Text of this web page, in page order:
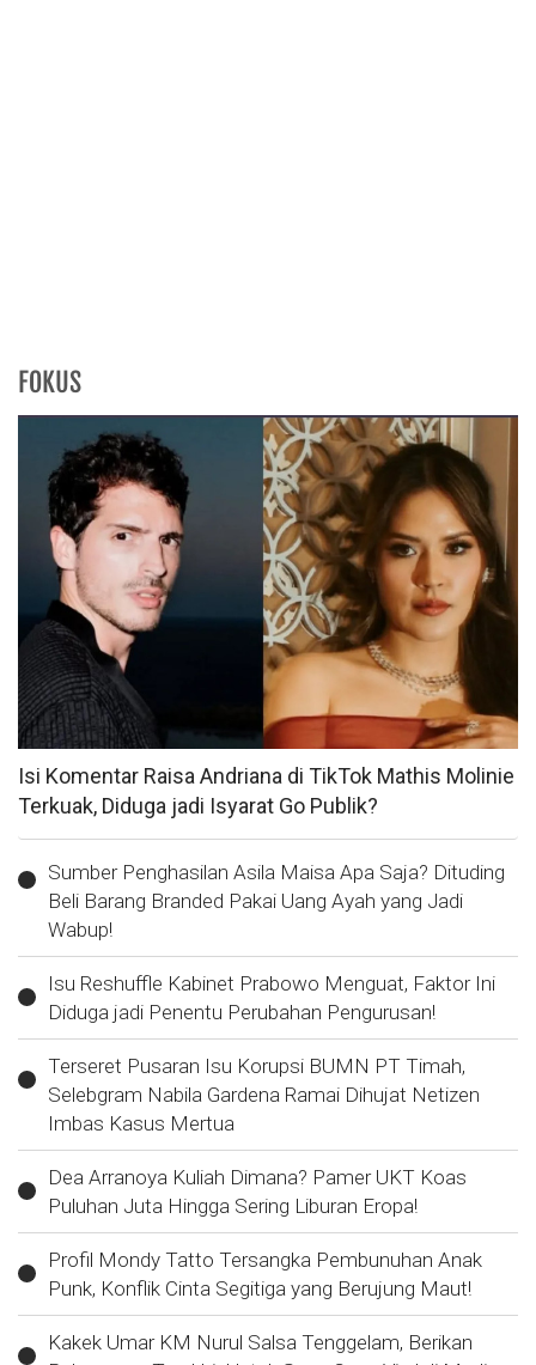
FOKUS
Isi Komentar Raisa Andriana di TikTok Mathis Molinie
Terkuak, Diduga jadi Isyarat Go Publik?
Sumber Penghasilan Asila Maisa Apa Saja? Dituding
Beli Barang Branded Pakai Uang Ayah yang Jadi
Wabup!
Isu Reshuffle Kabinet Prabowo Menguat, Faktor Ini
Diduga jadi Penentu Perubahan Pengurusan!
Terseret Pusaran Isu Korupsi BUMN PT Timah,
Selebgram Nabila Gardena Ramai Dihujat Netizen
Imbas Kasus Mertua
Dea Arranoya Kuliah Dimana? Pamer UKT Koas
Puluhan Juta Hingga Sering Liburan Eropa!
Profil Mondy Tatto Tersangka Pembunuhan Anak
Punk, Konflik Cinta Segitiga yang Berujung Maut!
Kakek Umar KM Nurul Salsa Tenggelam, Berikan